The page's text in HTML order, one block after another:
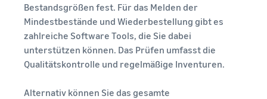
Bestandsgrößen fest. Für das Melden der
Mindestbestände und Wiederbestellung gibt es
zahlreiche Software Tools, die Sie dabei
unterstützen können. Das Prüfen umfasst die
Qualitätskontrolle und regelmäßige Inventuren.
Alternativ können Sie das gesamte